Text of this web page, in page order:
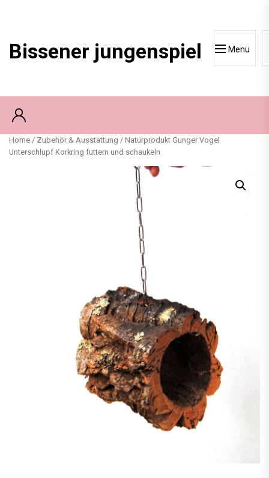
Bissener jungenspiel Menu
Home / Zubehör & Ausstattung / Naturprodukt Gunger Vogel
Unterschlupf Korkring futtern und schaukeln